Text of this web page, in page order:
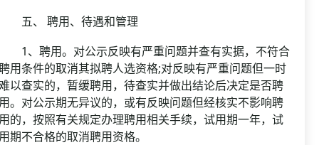
、 聘用、待遇和管理
、聘用。对公示反映有严重问题并查有实据，不符合
用条件的取消其拟聘人选资格;对反映有严重问题但一时
以查实的，暂缓聘用，待查实并做出结论后决定是否聘
。对公示期无异议的，或有反映问题但经核实不影响聘
的，按照有关规定办理聘用相关手续，试用期一年，试
期不合格的取消聘用资格。